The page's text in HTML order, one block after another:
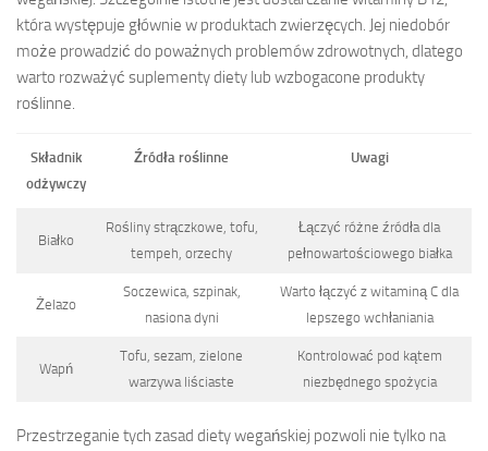
która występuje głównie w produktach zwierzęcych. Jej niedobór
może prowadzić do poważnych problemów zdrowotnych, dlatego
warto rozważyć suplementy diety lub wzbogacone produkty
roślinne.
Składnik
odżywczy
Źródła roślinne Uwagi
Białko
Rośliny strączkowe, tofu,
tempeh, orzechy
Łączyć różne źródła dla
pełnowartościowego białka
Żelazo
Soczewica, szpinak,
nasiona dyni
Warto łączyć z witaminą C dla
lepszego wchłaniania
Wapń
Tofu, sezam, zielone
warzywa liściaste
Kontrolować pod kątem
niezbędnego spożycia
Przestrzeganie tych zasad diety wegańskiej pozwoli nie tylko na